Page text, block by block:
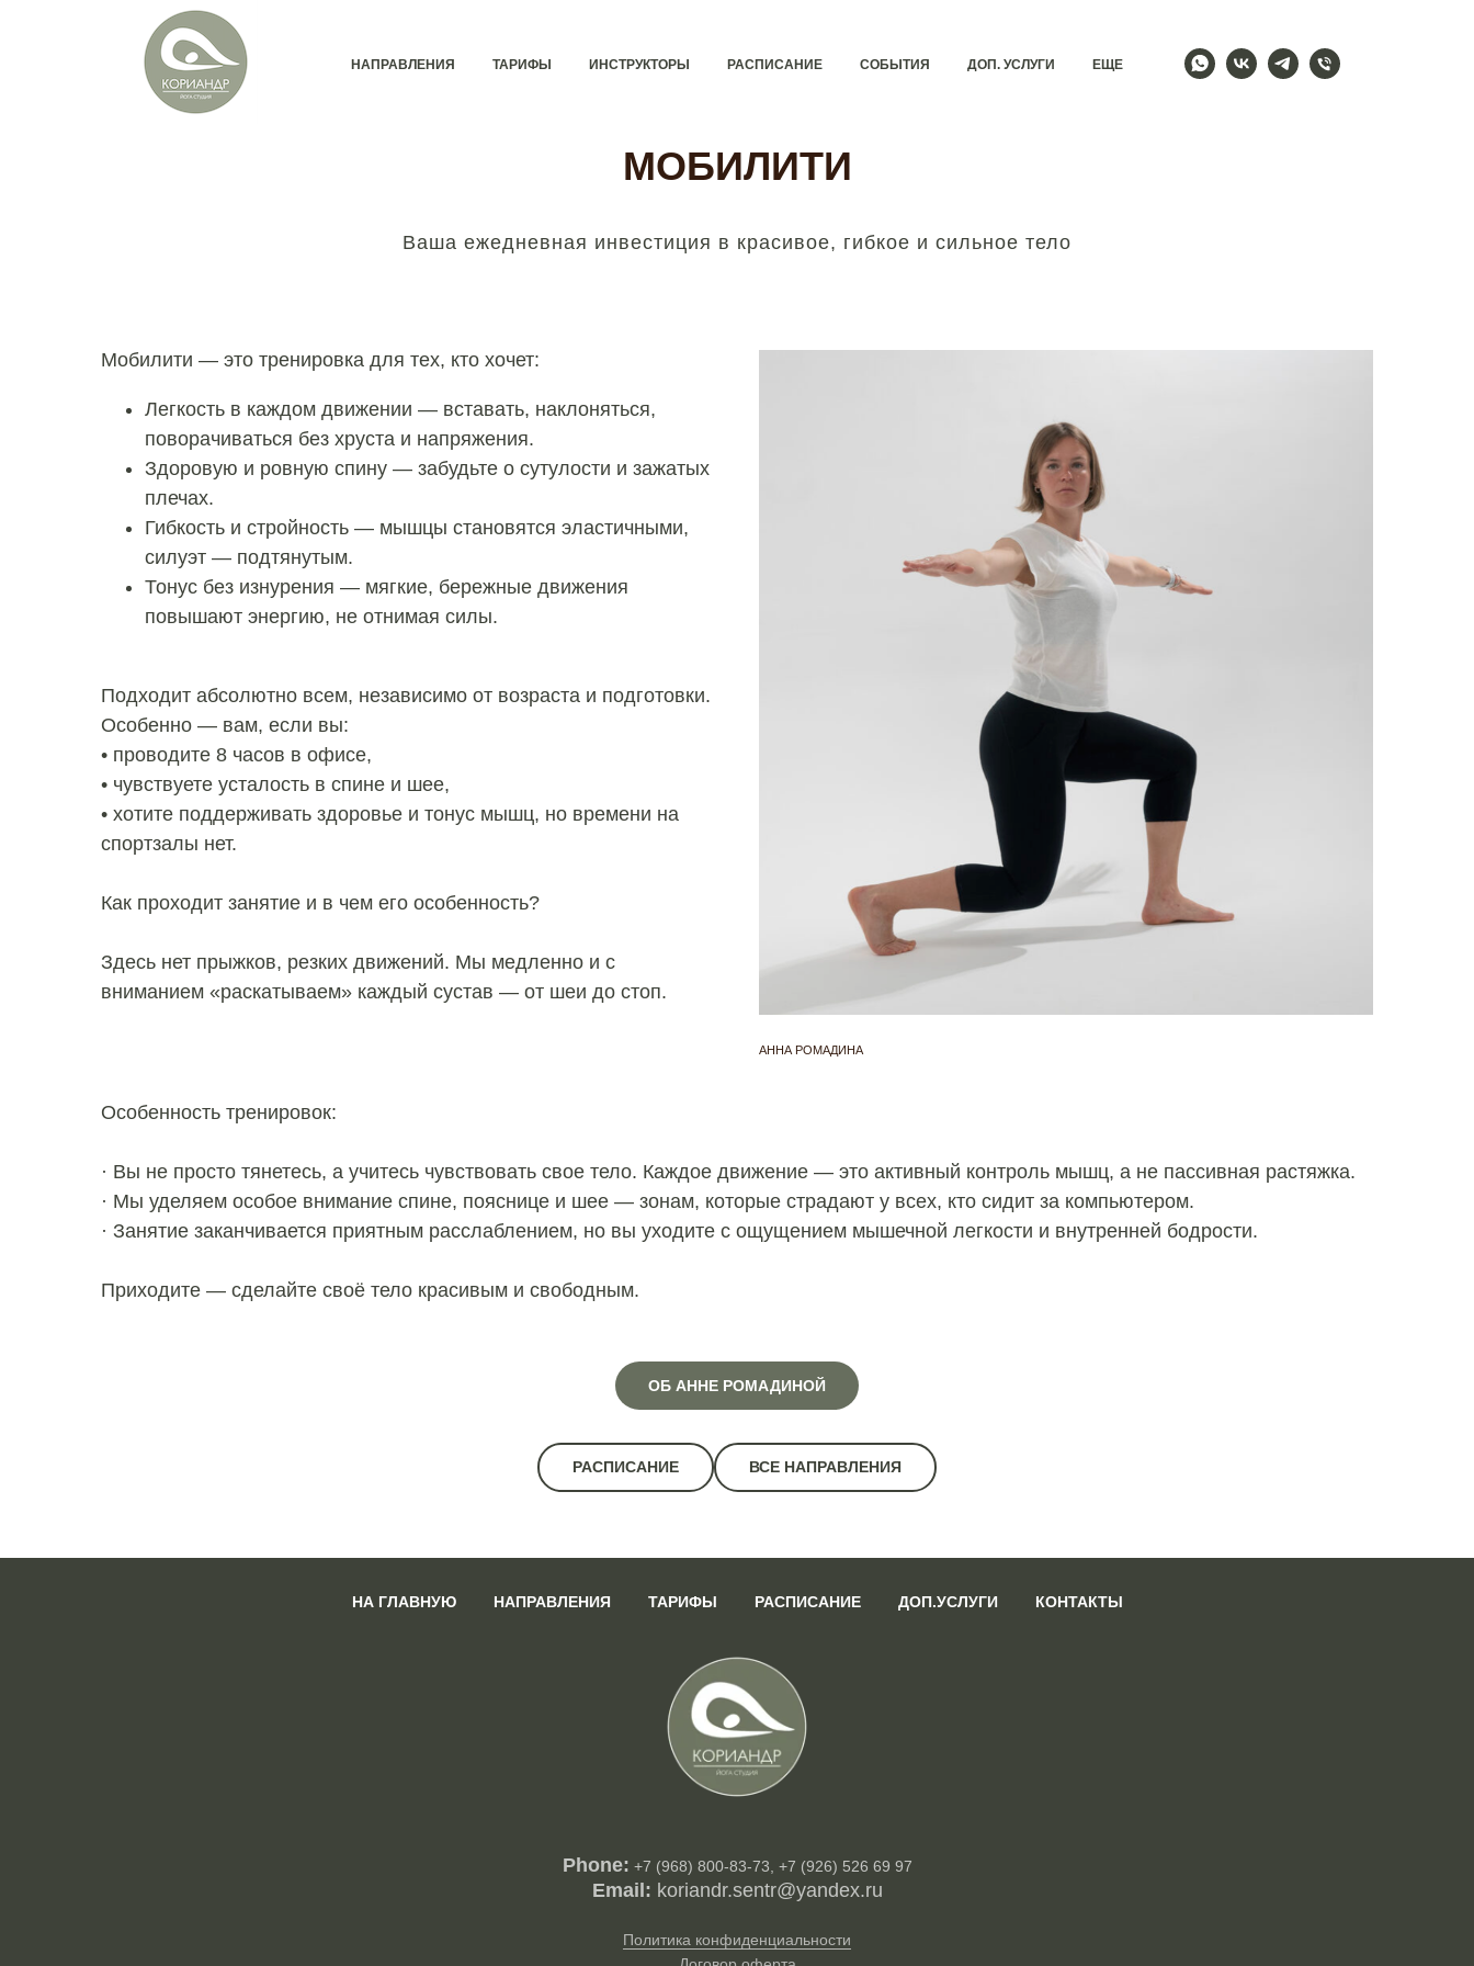
МОБИЛИТИ
Ваша ежедневная инвестиция в красивое, гибкое и сильное тело
НАПРАВЛЕНИЯ ТАРИФЫ ИНСТРУКТОРЫ РАСПИСАНИЕ СОБЫТИЯ ДОП. УСЛУГИ ЕЩЕ
Мобилити — это тренировка для тех, кто хочет:
Легкость в каждом движении — вставать, наклоняться,
поворачиваться без хруста и напряжения.
Здоровую и ровную спину — забудьте о сутулости и зажатых
плечах.
Гибкость и стройность — мышцы становятся эластичными,
силуэт — подтянутым.
Тонус без изнурения — мягкие, бережные движения
повышают энергию, не отнимая силы.
Подходит абсолютно всем, независимо от возраста и подготовки.
Особенно — вам, если вы:
• проводите 8 часов в офисе,
• чувствуете усталость в спине и шее,
• хотите поддерживать здоровье и тонус мышц, но времени на
спортзалы нет.
Как проходит занятие и в чем его особенность?
Здесь нет прыжков, резких движений. Мы медленно и с
вниманием «раскатываем» каждый сустав — от шеи до стоп.
АННА РОМАДИНА
Особенность тренировок:
· Вы не просто тянетесь, а учитесь чувствовать свое тело. Каждое движение — это активный контроль мышц, а не пассивная растяжка.
· Мы уделяем особое внимание спине, пояснице и шее — зонам, которые страдают у всех, кто сидит за компьютером.
· Занятие заканчивается приятным расслаблением, но вы уходите с ощущением мышечной легкости и внутренней бодрости.
Приходите — сделайте своё тело красивым и свободным.
ОБ АННЕ РОМАДИНОЙ
РАСПИСАНИЕ ВСЕ НАПРАВЛЕНИЯ
НА ГЛАВНУЮ НАПРАВЛЕНИЯ ТАРИФЫ РАСПИСАНИЕ ДОП.УСЛУГИ КОНТАКТЫ
Phone: +7 (968) 800-83-73, +7 (926) 526 69 97
Email: koriandr.sentr@yandex.ru
Политика конфиденциальности